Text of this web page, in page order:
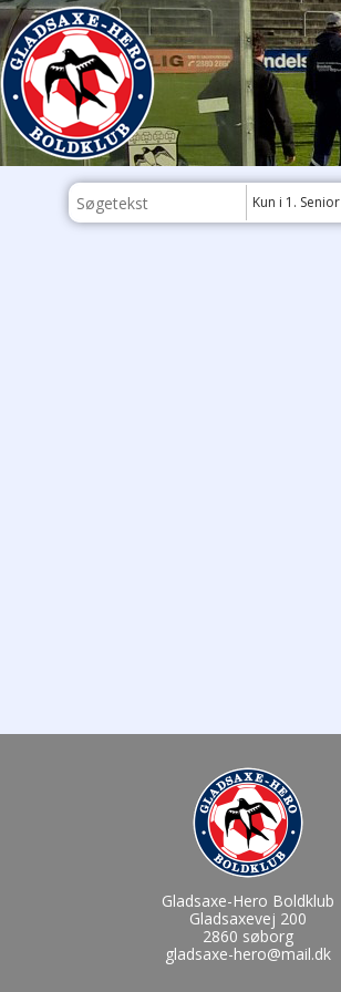
Kun i 1. Senior
Gladsaxe-Hero Boldklub
Gladsaxevej 200
2860 søborg
gladsaxe-hero@mail.dk